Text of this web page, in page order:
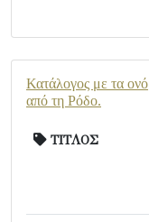
Κατάλογος με τα
από τη Ρόδο.
ΤΙΤΛΟΣ